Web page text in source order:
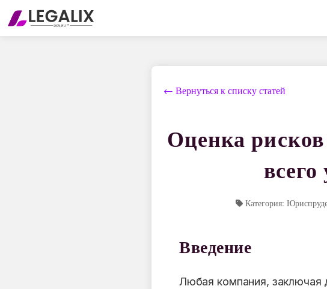
← Вернуться к списку статей
Оценка
Категория:
Введение
Любая компания, заключая